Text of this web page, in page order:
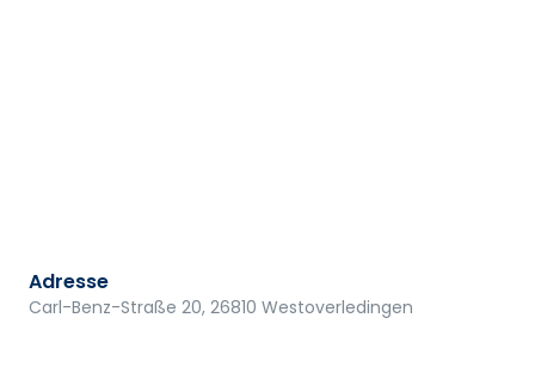
Adresse
Carl-Benz-Straße 20, 26810 Westoverledingen